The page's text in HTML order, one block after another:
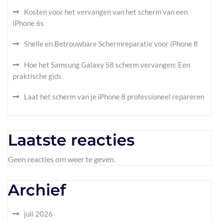
Kosten voor het vervangen van het scherm van een
iPhone 6s
Snelle en Betrouwbare Schermreparatie voor iPhone 8
Hoe het Samsung Galaxy S8 scherm vervangen: Een
praktische gids
Laat het scherm van je iPhone 8 professioneel repareren
Laatste reacties
Geen reacties om weer te geven.
Archief
juli 2026